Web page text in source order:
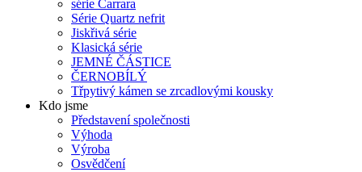
série Carrara
Série Quartz nefrit
Jiskřivá série
Klasická série
JEMNÉ ČÁSTICE
ČERNOBÍLÝ
Třpytivý kámen se zrcadlovými kousky
Kdo jsme
Představení společnosti
Výhoda
Výroba
Osvědčení